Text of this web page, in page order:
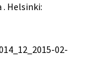
Helsinki:
02-